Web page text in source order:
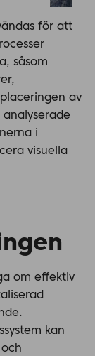
för att
såsom
av
i
visuella
om effektiv
kan